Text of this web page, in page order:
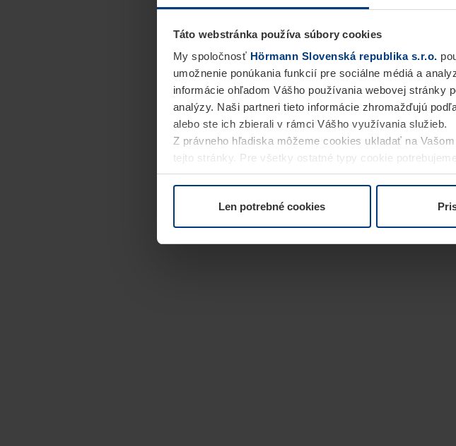
Táto webstránka používa súbory cookies
My spoločnosť Hörmann Slovenská republika s.r.o.
umožnenie ponúkania funkcií pre sociálne médiá a
informácie ohľadom Vášho používania webovej stránky
analýzy. Naši partneri tieto informácie zhromažďujú
alebo ste ich zbierali v rámci Vášho využívania služieb.
Z právneho hľadiska môžeme cookies ukladať na
tejto stránky. Pre všetky ostatné typy cookie
alebo odvolať vo vysvetlení cookie na stránke
Len potrebné cookies